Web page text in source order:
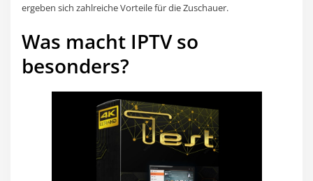
ergeben sich zahlreiche Vorteile für die Zuschauer.
Was macht IPTV so
besonders?